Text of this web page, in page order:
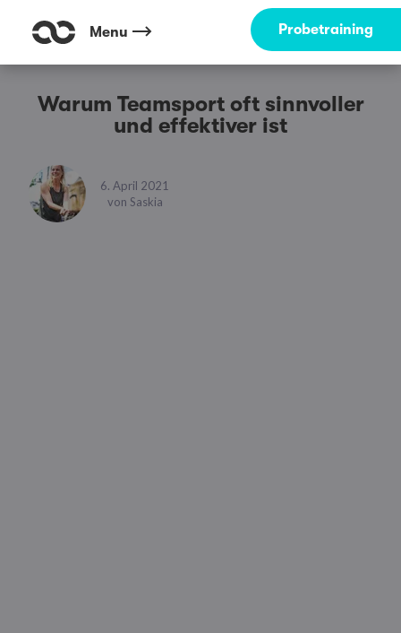
Menu Probetraining
Warum Teamsport oft sinnvoller
und effektiver ist
6. April 2021
von Saskia